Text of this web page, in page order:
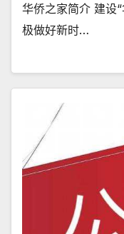
华侨之家简介 建设
极做好新时…